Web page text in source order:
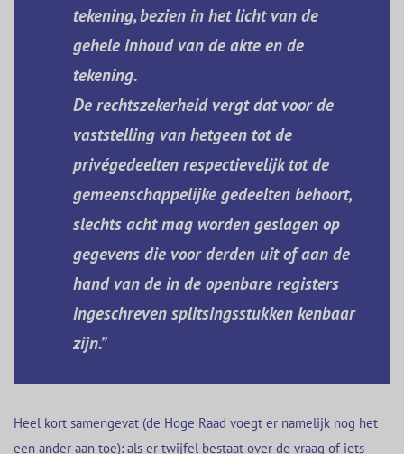
tekening, bezien in het licht van de
gehele inhoud van de akte en de
tekening.
De rechtszekerheid vergt dat voor de
vaststelling van hetgeen tot de
privégedeelten respectievelijk tot de
gemeenschappelijke gedeelten behoort,
slechts acht mag worden geslagen op
gegevens die voor derden uit of aan de
hand van de in de openbare registers
ingeschreven splitsingsstukken kenbaar
zijn.”
Heel kort samengevat (de Hoge Raad voegt er namelijk nog het
een ander aan toe): als er twijfel bestaat over de vraag of iets